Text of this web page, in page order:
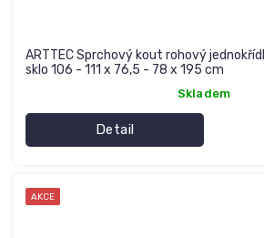
ARTTEC Sprchový kout rohový
sklo 106 - 111 x 76,5 - 78 x 195 cm
Skladem
Detail
AKCE